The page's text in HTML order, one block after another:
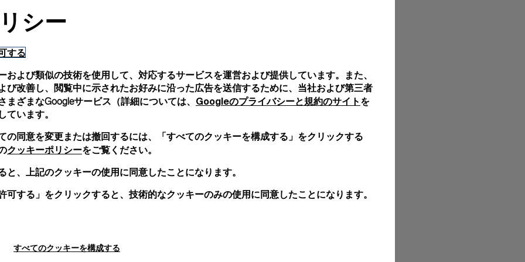
画像は参考写真であり、色やサイズは実際の商品と正確に一致しない場合がございます。
シー
する
および類似の技術を使用して、対応するサービスを運営および提供しています。また、
び改善し、閲覧中に示されたお好みに沿った広告を送信するために、当社および第三者
ざまなGoogleサービス（詳細については、 Googleのプライバシーと規約のサイト を
ています。
の同意を変更または撤回するには、「すべてのクッキーを構成する」をクリックする
クッキーポリシーをご覧ください。
と、上記のクッキーの使用に同意したことになります。
可する」をクリックすると、技術的なクッキーのみの使用に同意したことになります。
すべてのクッキーを構成する